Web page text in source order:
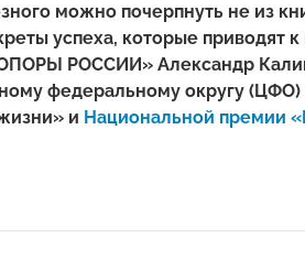
можно почерпнуть не из
успеха, которые приводят
РОССИИ» Александр
федеральному округу
и Национальной премии